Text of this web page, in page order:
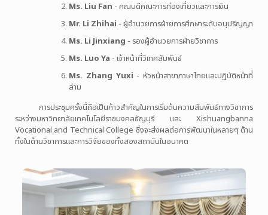
Ms. Liu Fan - คณบดีคณะการท่องเที่ยวและการเงิน
Mr. Li Zhihai - ผู้อำนวยการฝ่ายการศึกษาระดับอนุปริญญา
Ms. Li Jinxiang - รองผู้อำนวยการฝ่ายวิชาการ
Ms. Luo Ya - เจ้าหน้าที่วิเทศสัมพันธ์
Ms. Zhang Yuxi - หัวหน้าสาขาภาษาไทยและปฏิบัติหน้าที่
ล่าม
การประชุมครั้งนี้ถือเป็นก้าวสำคัญในการเริ่มต้นความสัมพันธ์ทางวิชาการ
ระหว่างมหาวิทยาลัยเทคโนโลยีราชมงคลธัญบุรี และ Xishuangbanna
Vocational and Technical College ซึ่งจะส่งผลต่อการพัฒนาในหลายๆ ด้าน
ทั้งในด้านวิชาการและการวิจัยของทั้งสองสถาบันในอนาคต